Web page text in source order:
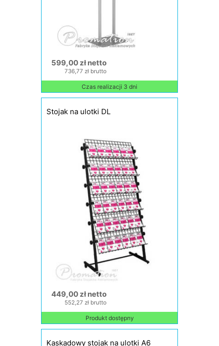
599,00 zł netto
736,77 zł brutto
Czas realizacji 3 dni
Stojak na ulotki DL
449,00 zł netto
552,27 zł brutto
Produkt dostępny
Kaskadowy stojak na ulotki A6